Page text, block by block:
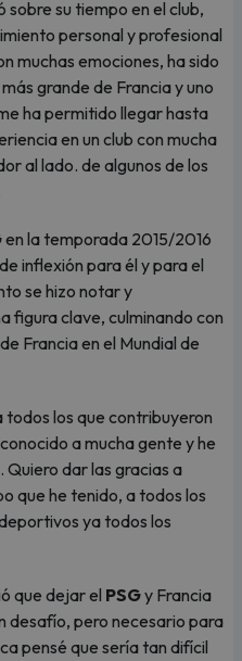
su tiempo en el club,
personal y profesional
muchas emociones, ha sido
grande de Francia y uno
ha permitido llegar hasta
en un club con mucha
al lado. de algunos de los
en la temporada 2015/2016
inflexión para él y para el
se hizo notar y
figura clave, culminando con
Francia en el Mundial de
todos los que contribuyeron
a mucha gente y he
dar las gracias a
que he tenido, a todos los
ya todos los
que dejar el PSGy Francia
desafío, pero necesario para
pensé que sería tan difícil